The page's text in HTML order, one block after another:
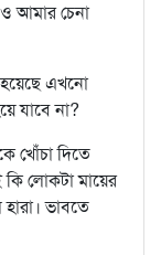
আমার চেনা
এখনো
যাবে না?
খোঁচা দিতে
লোকটা মায়ের
ভাবতে